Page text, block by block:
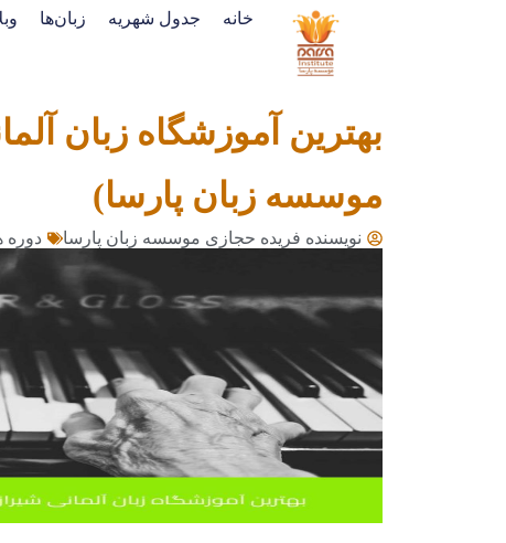
خانه جدول شهریه زبان‌ها
بهترین آموزشگاه زبان
موسسه زبان پارسا)
نویسنده فریده حجازی موسسه زبان پارسا دوره